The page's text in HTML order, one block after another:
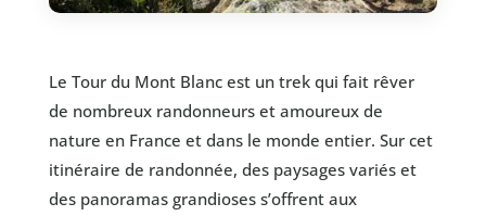
Le Tour du Mont Blanc est un trek qui fait rêver
de nombreux randonneurs et amoureux de
nature en France et dans le monde entier. Sur cet
itinéraire de randonnée, des paysages variés et
des panoramas grandioses s’offrent aux